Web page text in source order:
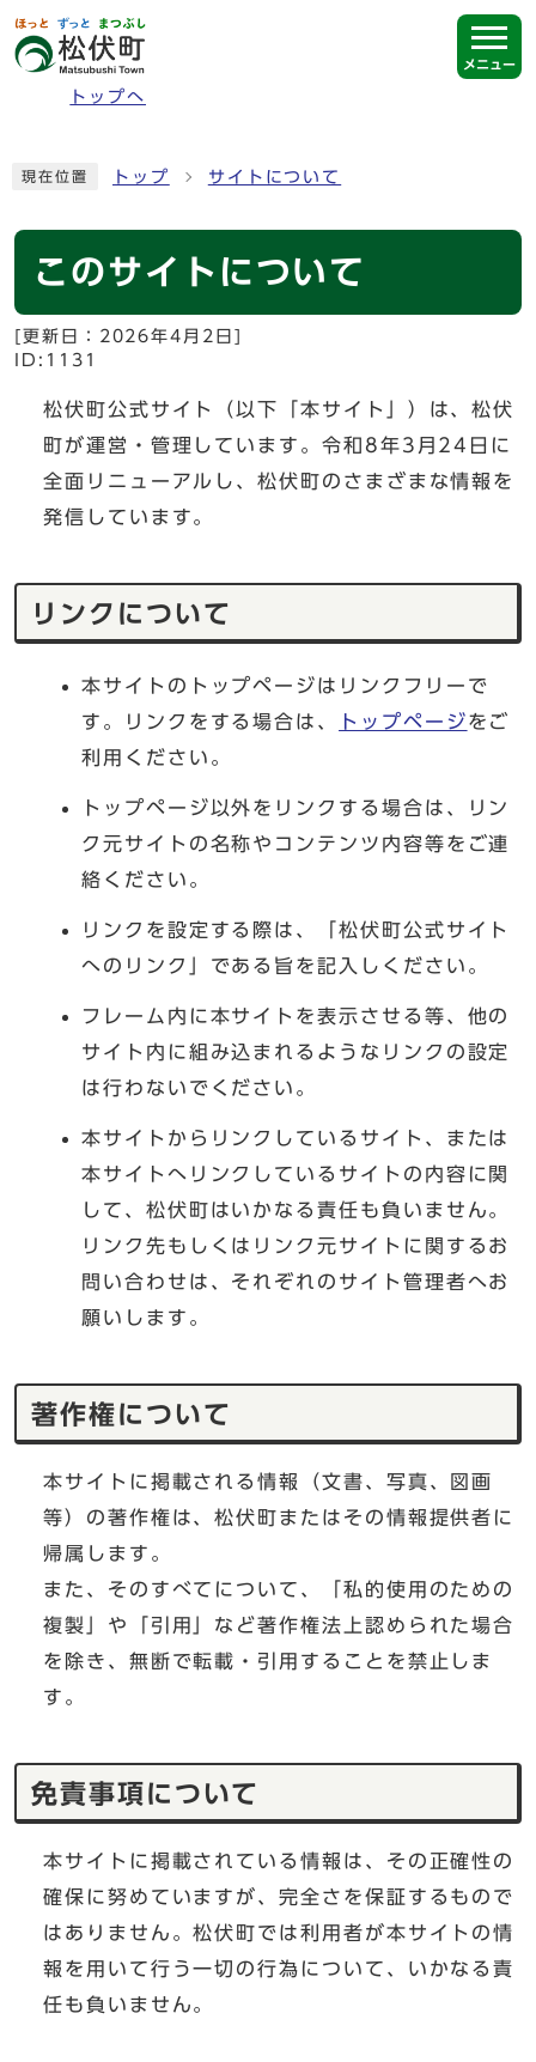
ページの先頭です
トップへ
メニュー
現在位置 トップ サイトについて
このサイトについて
[更新日： 2026年4月2日
ID:1131
松伏町公式サイト（以下「本サイト」）は、松伏
町が運営・管理しています。令和8年3月24日に
全面リニューアルし、松伏町のさまざまな情報を
発信しています。
リンクについて
本サイトのトップページはリンクフリーで
す。リンクをする場合は、
トップページをご
利用ください。
トップページ以外をリンクする場合は、リン
ク元サイトの名称やコンテンツ内容等をご連
絡ください。
リンクを設定する際は、「松伏町公式サイト
へのリンク」である旨を記入しください。
フレーム内に本サイトを表示させる等、他の
サイト内に組み込まれるようなリンクの設定
は行わないでください。
本サイトからリンクしているサイト、または
本サイトへリンクしているサイトの内容に関
して、松伏町はいかなる責任も負いません。
リンク先もしくはリンク元サイトに関するお
問い合わせは、それぞれのサイト管理者へお
願いします。
著作権について
本サイトに掲載される情報（文書、写真、図画
等）の著作権は、松伏町またはその情報提供者に
帰属します。
また、そのすべてについて、「私的使用のための
複製」や「引用」など著作権法上認められた場合
を除き、無断で転載・引用することを禁止しま
す。
免責事項について
本サイトに掲載されている情報は、その正確性の
確保に努めていますが、完全さを保証するもので
はありません。松伏町では利用者が本サイトの情
報を用いて行う一切の行為について、いかなる責
任も負いません。